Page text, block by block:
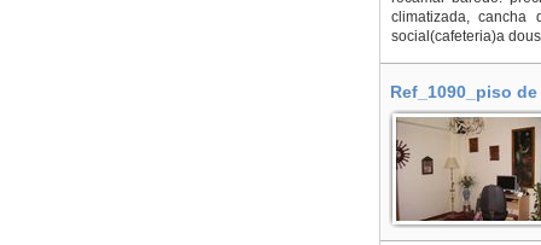
climatizada, cancha
social(cafeteria)a
Ref_1090_piso